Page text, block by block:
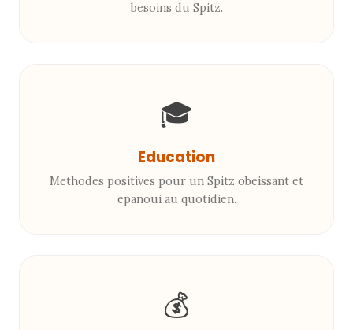
besoins du Spitz.
🎓
Education
Methodes positives pour un Spitz obeissant et
epanoui au quotidien.
💰